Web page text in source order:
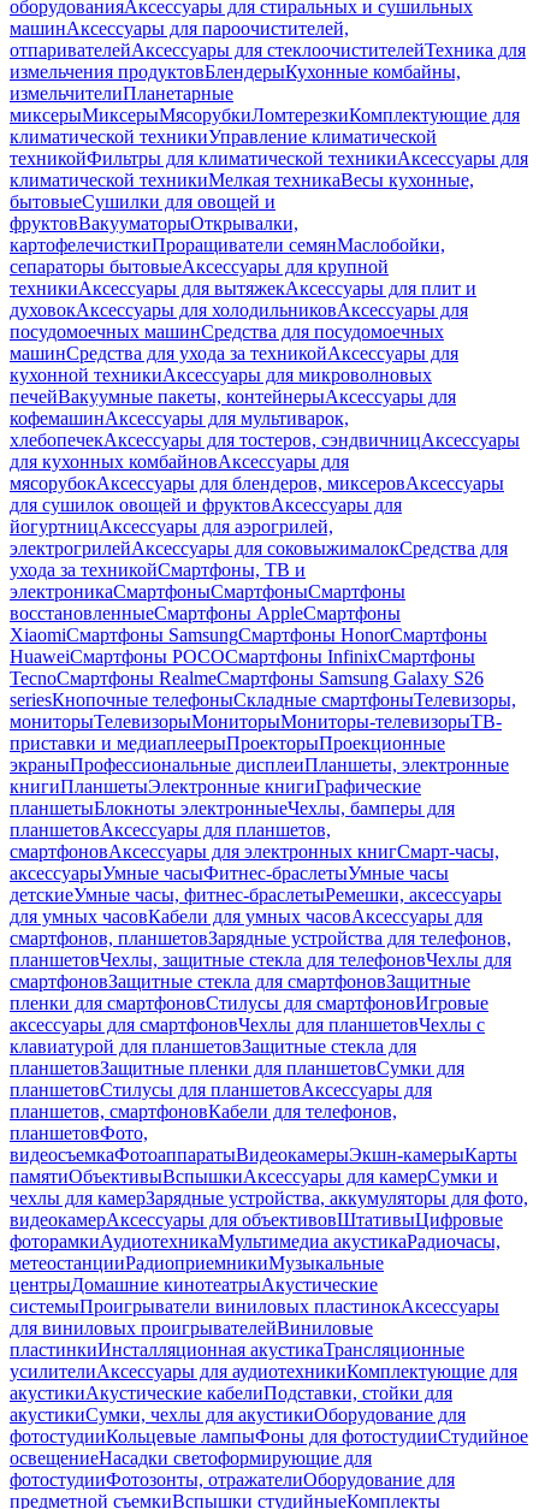
оборудованияАксессуары для стиральных и сушильных
машинАксессуары для пароочистителей,
отпаривателейАксессуары для стеклоочистителейТехника для
измельчения продуктовБлендерыКухонные комбайны,
измельчителиПланетарные
миксерыМиксерыМясорубкиЛомтерезкиКомплектующие для
климатической техникиУправление климатической
техникойФильтры для климатической техникиАксессуары для
климатической техникиМелкая техникаВесы кухонные,
бытовыеСушилки для овощей и
фруктовВакууматорыОткрывалки,
картофелечисткиПроращиватели семянМаслобойки,
сепараторы бытовыеАксессуары для крупной
техникиАксессуары для вытяжекАксессуары для плит и
духовокАксессуары для холодильниковАксессуары для
посудомоечных машинСредства для посудомоечных
машинСредства для ухода за техникойАксессуары для
кухонной техникиАксессуары для микроволновых
печейВакуумные пакеты, контейнерыАксессуары для
кофемашинАксессуары для мультиварок,
хлебопечекАксессуары для тостеров, сэндвичницАксессуары
для кухонных комбайновАксессуары для
мясорубокАксессуары для блендеров, миксеровАксессуары
для сушилок овощей и фруктовАксессуары для
йогуртницАксессуары для аэрогрилей,
электрогрилейАксессуары для соковыжималокСредства для
ухода за техникойСмартфоны, ТВ и
электроникаСмартфоныСмартфоныСмартфоны
восстановленныеСмартфоны AppleСмартфоны
XiaomiСмартфоны SamsungСмартфоны HonorСмартфоны
HuaweiСмартфоны POCOСмартфоны InfinixСмартфоны
TecnoСмартфоны RealmeСмартфоны Samsung Galaxy S26
seriesКнопочные телефоныСкладные смартфоныТелевизоры,
мониторыТелевизорыМониторыМониторы-телевизорыТВ-
приставки и медиаплеерыПроекторыПроекционные
экраныПрофессиональные дисплеиПланшеты, электронные
книгиПланшетыЭлектронные книгиГрафические
планшетыБлокноты электронныеЧехлы, бамперы для
планшетовАксессуары для планшетов,
смартфоновАксессуары для электронных книгСмарт-часы,
аксессуарыУмные часыФитнес-браслетыУмные часы
детскиеУмные часы, фитнес-браслетыРемешки, аксессуары
для умных часовКабели для умных часовАксессуары для
смартфонов, планшетовЗарядные устройства для телефонов,
планшетовЧехлы, защитные стекла для телефоновЧехлы для
смартфоновЗащитные стекла для смартфоновЗащитные
пленки для смартфоновСтилусы для смартфоновИгровые
аксессуары для смартфоновЧехлы для планшетовЧехлы с
клавиатурой для планшетовЗащитные стекла для
планшетовЗащитные пленки для планшетовСумки для
планшетовСтилусы для планшетовАксессуары для
планшетов, смартфоновКабели для телефонов,
планшетовФото,
видеосъемкаФотоаппаратыВидеокамерыЭкшн-камерыКарты
памятиОбъективыВспышкиАксессуары для камерСумки и
чехлы для камерЗарядные устройства, аккумуляторы для фото,
видеокамерАксессуары для объективовШтативыЦифровые
фоторамкиАудиотехникаМультимедиа акустикаРадиочасы,
метеостанцииРадиоприемникиМузыкальные
центрыДомашние кинотеатрыАкустические
системыПроигрыватели виниловых пластинокАксессуары
для виниловых проигрывателейВиниловые
пластинкиИнсталляционная акустикаТрансляционные
усилителиАксессуары для аудиотехникиКомплектующие для
акустикиАкустические кабелиПодставки, стойки для
акустикиСумки, чехлы для акустикиОборудование для
фотостудииКольцевые лампыФоны для фотостудииСтудийное
освещениеНасадки светоформирующие для
фотостудииФотозонты, отражателиОборудование для
предметной съемкиВспышки студийныеКомплекты